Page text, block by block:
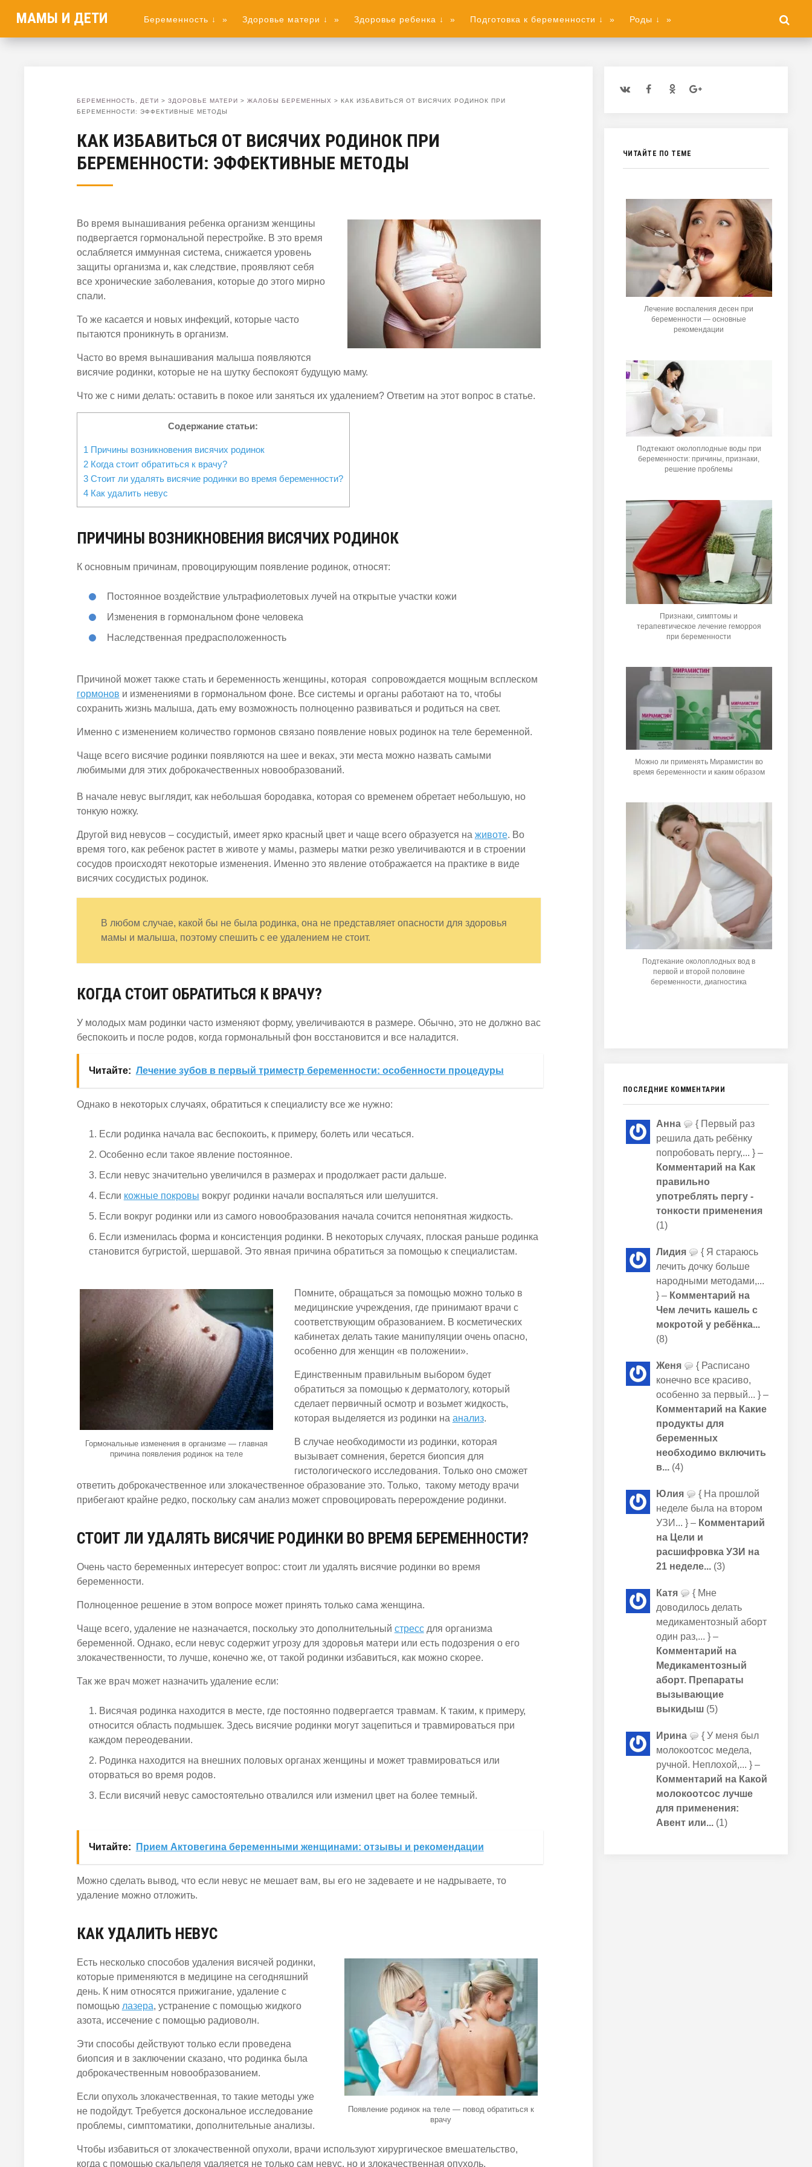
МАМЫ И ДЕТИ Беременность ↓ » Здоровье матери ↓ » Здоровье ребенка ↓ » Подготовка к беременности ↓ » Роды ↓ »
БЕРЕМЕННОСТЬ, ДЕТИ > ЗДОРОВЬЕ МАТЕРИ > ЖАЛОБЫ БЕРЕМЕННЫХ > КАК ИЗБАВИТЬСЯ ОТ ВИСЯЧИХ РОДИНОК ПРИ
БЕРЕМЕННОСТИ: ЭФФЕКТИВНЫЕ МЕТОДЫ
КАК ИЗБАВИТЬСЯ ОТ ВИСЯЧИХ РОДИНОК ПРИ
БЕРЕМЕННОСТИ: ЭФФЕКТИВНЫЕ МЕТОДЫ
Во время вынашивания ребенка организм женщины
подвергается гормональной перестройке. В это время
ослабляется иммунная система, снижается уровень
защиты организма и, как следствие, проявляют себя
все хронические заболевания, которые до этого мирно
спали.
То же касается и новых инфекций, которые часто
пытаются проникнуть в организм.
Часто во время вынашивания малыша появляются
висячие родинки, которые не на шутку беспокоят будущую маму.
Что же с ними делать: оставить в покое или заняться их удалением? Ответим на этот вопрос в статье.
Содержание статьи:
1 Причины возникновения висячих родинок
2Когда стоит обратиться к врачу?
3Стоит ли удалять висячие родинки во время беременности?
4Как удалить невус
ПРИЧИНЫ ВОЗНИКНОВЕНИЯ ВИСЯЧИХ РОДИНОК
К основным причинам, провоцирующим появление родинок, относят:
Постоянное воздействие ультрафиолетовых лучей на открытые участки кожи
Изменения в гормональном фоне человека
Наследственная предрасположенность
Причиной может также стать и беременность женщины, которая сопровождается мощным всплеском
гормонов и изменениями в гормональном фоне. Все системы и органы работают на то, чтобы
сохранить жизнь малыша, дать ему возможность полноценно развиваться и родиться на свет.
Именно с изменением количество гормонов связано появление новых родинок на теле беременной.
Чаще всего висячие родинки появляются на шее и веках, эти места можно назвать самыми
любимыми для этих доброкачественных новообразований.
В начале невус выглядит, как небольшая бородавка, которая со временем обретает небольшую, но
тонкую ножку.
Другой вид невусов – сосудистый, имеет ярко красный цвет и чаще всего образуется на животе. Во
время того, как ребенок растет в животе у мамы, размеры матки резко увеличиваются и в строении
сосудов происходят некоторые изменения. Именно это явление отображается на практике в виде
висячих сосудистых родинок.
В любом случае, какой бы не была родинка, она не представляет опасности для здоровья
мамы и малыша, поэтому спешить с ее удалением не стоит.
КОГДА СТОИТ ОБРАТИТЬСЯ К ВРАЧУ?
У молодых мам родинки часто изменяют форму, увеличиваются в размере. Обычно, это не должно вас
беспокоить и после родов, когда гормональный фон восстановится и все наладится.
Читайте: Лечение зубов в первый триместр беременности: особенности процедуры
Однако в некоторых случаях, обратиться к специалисту все же нужно:
Если родинка начала вас беспокоить, к примеру, болеть или чесаться.
Особенно если такое явление постоянное.
Если невус значительно увеличился в размерах и продолжает расти дальше.
Если кожные покровы вокруг родинки начали воспаляться или шелушится.
Если вокруг родинки или из самого новообразования начала сочится непонятная жидкость.
Если изменилась форма и консистенция родинки. В некоторых случаях, плоская раньше родинка
становится бугристой, шершавой. Это явная причина обратиться за помощью к специалистам.
Гормональные изменения в организме — главная
причина появления родинок на теле
Помните, обращаться за помощью можно только в
медицинские учреждения, где принимают врачи с
соответствующим образованием. В косметических
кабинетах делать такие манипуляции очень опасно,
особенно для женщин «в положении».
Единственным правильным выбором будет
обратиться за помощью к дерматологу, который
сделает первичный осмотр и возьмет жидкость,
которая выделяется из родинки на анализ.
В случае необходимости из родинки, которая
вызывает сомнения, берется биопсия для
гистологического исследования. Только оно сможет
ответить доброкачественное или злокачественное образование это. Только, такому методу врачи
прибегают крайне редко, поскольку сам анализ может спровоцировать перерождение родинки.
СТОИТ ЛИ УДАЛЯТЬ ВИСЯЧИЕ РОДИНКИ ВО ВРЕМЯ БЕРЕМЕННОСТИ?
Очень часто беременных интересует вопрос: стоит ли удалять висячие родинки во время
беременности.
Полноценное решение в этом вопросе может принять только сама женщина.
Чаще всего, удаление не назначается, поскольку это дополнительный стрессдля организма
беременной. Однако, если невус содержит угрозу для здоровья матери или есть подозрения о его
злокачественности, то лучше, конечно же, от такой родинки избавиться, как можно скорее.
Так же врач может назначить удаление если:
Висячая родинка находится в месте, где постоянно подвергается травмам. К таким, к примеру,
относится область подмышек. Здесь висячие родинки могут зацепиться и травмироваться при
каждом переодевании.
Родинка находится на внешних половых органах женщины и может травмироваться или
оторваться во время родов.
Если висячий невус самостоятельно отвалился или изменил цвет на более темный.
Читайте: Прием Актовегина беременными женщинами: отзывы и рекомендации
Можно сделать вывод, что если невус не мешает вам, вы его не задеваете и не надрываете, то
удаление можно отложить.
КАК УДАЛИТЬ НЕВУС
Появление родинок на теле — повод обратиться к
врачу
Есть несколько способов удаления висячей родинки,
которые применяются в медицине на сегодняшний
день. К ним относятся прижигание, удаление с
помощью лазера, устранение с помощью жидкого
азота, иссечение с помощью радиоволн.
Эти способы действуют только если проведена
биопсия и в заключении сказано, что родинка была
доброкачественным новообразованием.
Если опухоль злокачественная, то такие методы уже
не подойдут. Требуется доскональное исследование
проблемы, симптоматики, дополнительные анализы.
Чтобы избавиться от злокачественной опухоли, врачи используют хирургическое вмешательство,
когда с помощью скальпеля удаляется не только сам невус, но и злокачественная опухоль.
ЧИТАЙТЕ ПО ТЕМЕ
Лечение воспаления десен при
беременности — основные
рекомендации
Подтекают околоплодные воды при
беременности: причины, признаки,
решение проблемы
Признаки, симптомы и
терапевтическое лечение геморроя
при беременности
Можно ли применять Мирамистин во
время беременности и каким образом
Подтекание околоплодных вод в
первой и второй половине
беременности, диагностика
ПОСЛЕДНИЕ КОММЕНТАРИИ
Анна
{ Первый раз
решила дать ребёнку
попробовать пергу,... } –
Комментарий на Как
правильно
употреблять пергу -
тонкости применения
(1)
Лидия
{ Я стараюсь
лечить дочку больше
народными методами,...
} – Комментарий на
Чем лечить кашель с
мокротой у ребёнка...
(8)
Женя
{ Расписано
конечно все красиво,
особенно за первый... } –
Комментарий на Какие
продукты для
беременных
необходимо включить
в...(4)
Юлия
{ На прошлой
неделе была на втором
УЗИ... } – Комментарий
на Цели и
расшифровка УЗИ на
21 неделе...(3)
Катя
{ Мне
доводилось делать
медикаментозный аборт
один раз,... } –
Комментарий на
Медикаментозный
аборт. Препараты
вызывающие
выкидыш(5)
Ирина
{ У меня был
молокоотсос медела,
ручной. Неплохой,... } –
Комментарий на Какой
молокоотсос лучше
для применения:
Авент или...(1)